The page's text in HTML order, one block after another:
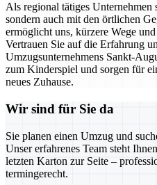
Als regional tätiges
sondern auch mit den örtlichen
ermöglicht uns, kürzere Wege
Vertrauen Sie auf die Erfahrung
Umzugsunternehmens Sankt-
zum Kinderspiel und sorgen für
neues Zuhause.
Wir sind für Sie da
Sie planen einen Umzug und
Unser erfahrenes Team steht
letzten Karton zur Seite –
termingerecht.